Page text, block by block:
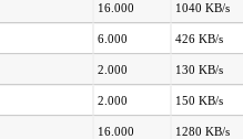
16.000 1040 KB/s
6.000 426 KB/s
2.000 130 KB/s
2.000 150 KB/s
16.000 1280 KB/s